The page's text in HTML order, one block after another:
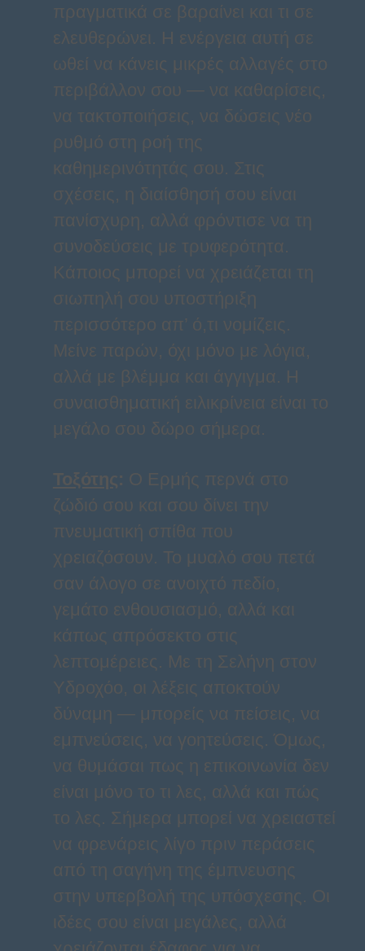
πραγματικά σε βαραίνει και τι σε
ελευθερώνει. Η ενέργεια αυτή σε
ωθεί να κάνεις μικρές αλλαγές στο
περιβάλλον σου — να καθαρίσεις,
να τακτοποιήσεις, να δώσεις νέο
ρυθμό στη ροή της
καθημερινότητάς σου. Στις
σχέσεις, η διαίσθησή σου είναι
πανίσχυρη, αλλά φρόντισε να τη
συνοδεύσεις με τρυφερότητα.
Κάποιος μπορεί να χρειάζεται τη
σιωπηλή σου υποστήριξη
περισσότερο απ’ ό,τι νομίζεις.
Μείνε παρών, όχι μόνο με λόγια,
αλλά με βλέμμα και άγγιγμα. Η
συναισθηματική ειλικρίνεια είναι το
μεγάλο σου δώρο σήμερα.
Τοξότης: Ο Ερμής περνά στο
ζώδιό σου και σου δίνει την
πνευματική σπίθα που
χρειαζόσουν. Το μυαλό σου πετά
σαν άλογο σε ανοιχτό πεδίο,
γεμάτο ενθουσιασμό, αλλά και
κάπως απρόσεκτο στις
λεπτομέρειες. Με τη Σελήνη στον
Υδροχόο, οι λέξεις αποκτούν
δύναμη — μπορείς να πείσεις, να
εμπνεύσεις, να γοητεύσεις. Όμως,
να θυμάσαι πως η επικοινωνία δεν
είναι μόνο το τι λες, αλλά και πώς
το λες. Σήμερα μπορεί να χρειαστεί
να φρενάρεις λίγο πριν περάσεις
από τη σαγήνη της έμπνευσης
στην υπερβολή της υπόσχεσης. Οι
ιδέες σου είναι μεγάλες, αλλά